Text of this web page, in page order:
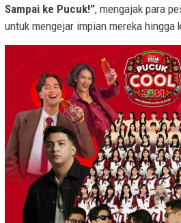
Sampai ke Pucuk!”, mengajak para
untuk mengejar impian mereka hingga